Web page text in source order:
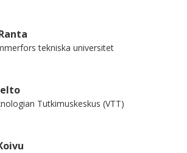
to determine the effects of
discusses the potential of PP
applications, especially power
tekniska universitet
Tutkimuskeskus (VTT)